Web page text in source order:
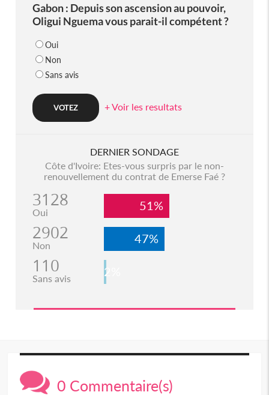
Gabon : Depuis son ascension au pouvoir,
Oligui Nguema vous parait-il compétent ?
Oui
Non
Sans avis
+ Voir les resultats
DERNIER SONDAGE
Côte d'Ivoire: Etes-vous surpris par le non-
renouvellement du contrat de Emerse Faé ?
3128
Oui 51%
2902
Non 47%
110
Sans avis 2%
0 Commentaire(s)